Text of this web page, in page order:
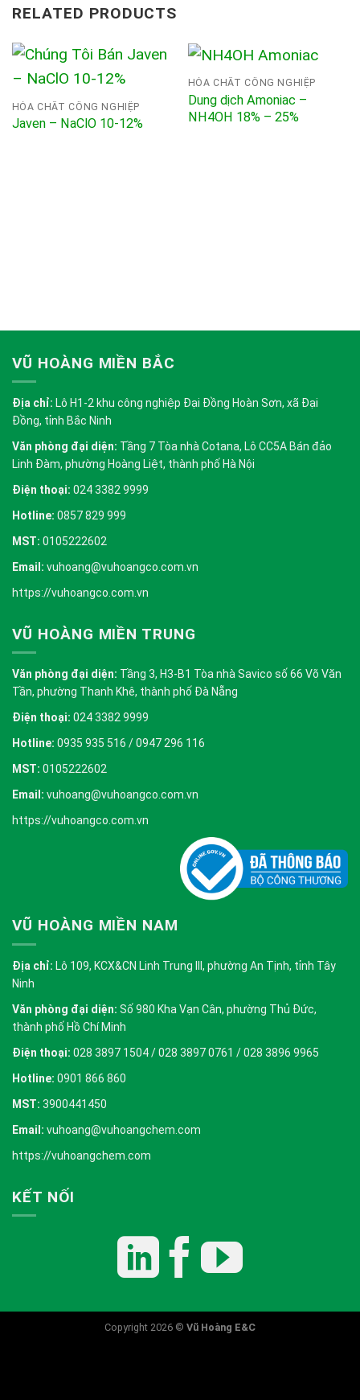
RELATED PRODUCTS
HÓA CHẤT CÔNG NGHIỆP
Javen – NaClO 10-12%
HÓA CHẤT CÔNG NGHIỆP
Dung dịch Amoniac –
NH4OH 18% – 25%
VŨ HOÀNG MIỀN BẮC
Địa chỉ: Lô H1-2 khu công nghiệp Đại Đồng Hoàn Sơn, xã Đại
Đồng, tỉnh Bắc Ninh
Văn phòng đại diện: Tầng 7 Tòa nhà Cotana, Lô CC5A Bán đảo
Linh Đàm, phường Hoàng Liệt, thành phố Hà Nội
Điện thoại: 024 3382 9999
Hotline: 0857 829 999
MST: 0105222602
Email: vuhoang@vuhoangco.com.vn
https://vuhoangco.com.vn
VŨ HOÀNG MIỀN TRUNG
Văn phòng đại diện: Tầng 3, H3-B1 Tòa nhà Savico số 66 Võ Văn
Tần, phường Thanh Khê, thành phố Đà Nẵng
Điện thoại: 024 3382 9999
Hotline: 0935 935 516 / 0947 296 116
MST: 0105222602
Email: vuhoang@vuhoangco.com.vn
https://vuhoangco.com.vn
VŨ HOÀNG MIỀN NAM
Địa chỉ: Lô 109, KCX&CN Linh Trung III, phường An Tịnh, tỉnh Tây
Ninh
Văn phòng đại diện: Số 980 Kha Vạn Cân, phường Thủ Đức,
thành phố Hồ Chí Minh
Điện thoại: 028 3897 1504 / 028 3897 0761 / 028 3896 9965
Hotline: 0901 866 860
MST: 3900441450
Email: vuhoang@vuhoangchem.com
https://vuhoangchem.com
KẾT NỐI
Copyright 2026 © Vũ Hoàng E&C